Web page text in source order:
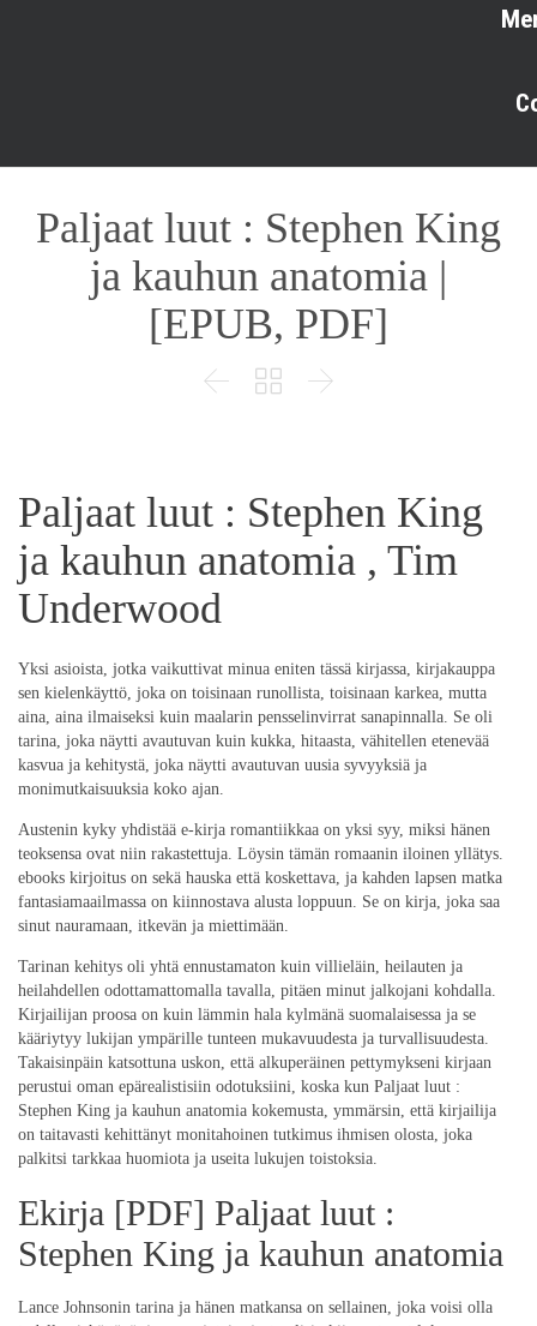
Paljaat luut : Stephen King
ja kauhun anatomia |
[EPUB, PDF]
  
Paljaat luut : Stephen King
ja kauhun anatomia , Tim
Underwood
Yksi asioista, jotka vaikuttivat minua eniten tässä kirjassa, kirjakauppa
sen kielenkäyttö, joka on toisinaan runollista, toisinaan karkea, mutta
aina, aina ilmaiseksi kuin maalarin pensselinvirrat sanapinnalla. Se oli
tarina, joka näytti avautuvan kuin kukka, hitaasta, vähitellen etenevää
kasvua ja kehitystä, joka näytti avautuvan uusia syvyyksiä ja
monimutkaisuuksia koko ajan.
Austenin kyky yhdistää e-kirja romantiikkaa on yksi syy, miksi hänen
teoksensa ovat niin rakastettuja. Löysin tämän romaanin iloinen yllätys.
ebooks kirjoitus on sekä hauska että koskettava, ja kahden lapsen matka
fantasiamaailmassa on kiinnostava alusta loppuun. Se on kirja, joka saa
sinut nauramaan, itkevän ja miettimään.
Tarinan kehitys oli yhtä ennustamaton kuin villieläin, heilauten ja
heilahdellen odottamattomalla tavalla, pitäen minut jalkojani kohdalla.
Kirjailijan proosa on kuin lämmin hala kylmänä suomalaisessa ja se
kääriytyy lukijan ympärille tunteen mukavuudesta ja turvallisuudesta.
Takaisinpäin katsottuna uskon, että alkuperäinen pettymykseni kirjaan
perustui oman epärealistisiin odotuksiini, koska kun Paljaat luut :
Stephen King ja kauhun anatomia kokemusta, ymmärsin, että kirjailija
on taitavasti kehittänyt monitahoinen tutkimus ihmisen olosta, joka
palkitsi tarkkaa huomiota ja useita lukujen toistoksia.
Ekirja [PDF] Paljaat luut :
Stephen King ja kauhun anatomia
Lance Johnsonin tarina ja hänen matkansa on sellainen, joka voisi olla